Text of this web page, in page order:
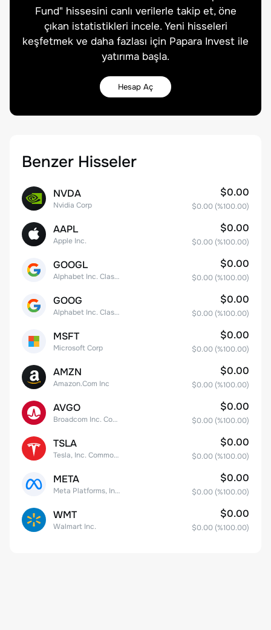
Fund" hissesini canlı verilerle takip et, öne
çıkan istatistikleri incele. Yeni hisseleri
keşfetmek ve daha fazlası için Papara Invest ile
yatırıma başla.
Hesap Aç
Benzer Hisseler
NVDA
Nvidia Corp
$0.00
$0.00 (%100.00)
AAPL
Apple Inc.
$0.00
$0.00 (%100.00)
GOOGL
Alphabet Inc. Class A Common Stock
$0.00
$0.00 (%100.00)
GOOG
Alphabet Inc. Class C Capital Stock
$0.00
$0.00 (%100.00)
MSFT
Microsoft Corp
$0.00
$0.00 (%100.00)
AMZN
Amazon.Com Inc
$0.00
$0.00 (%100.00)
AVGO
Broadcom Inc. Common Stock
$0.00
$0.00 (%100.00)
TSLA
Tesla, Inc. Common Stock
$0.00
$0.00 (%100.00)
META
Meta Platforms, Inc. Class A Common Stock
$0.00
$0.00 (%100.00)
WMT
Walmart Inc.
$0.00
$0.00 (%100.00)